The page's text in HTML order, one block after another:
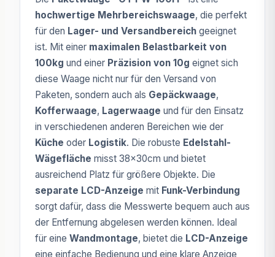
hochwertige Mehrbereichswaage, die perfekt
für den Lager- und Versandbereich geeignet
ist. Mit einer maximalen Belastbarkeit von
100kg und einer Präzision von 10g eignet sich
diese Waage nicht nur für den Versand von
Paketen, sondern auch als Gepäckwaage,
Kofferwaage, Lagerwaage und für den Einsatz
in verschiedenen anderen Bereichen wie der
Küche oder Logistik. Die robuste Edelstahl-
Wägefläche misst 38x30cm und bietet
ausreichend Platz für größere Objekte. Die
separate LCD-Anzeige mit Funk-Verbindung
sorgt dafür, dass die Messwerte bequem auch aus
der Entfernung abgelesen werden können. Ideal
für eine Wandmontage, bietet die LCD-Anzeige
eine einfache Bedienung und eine klare Anzeige